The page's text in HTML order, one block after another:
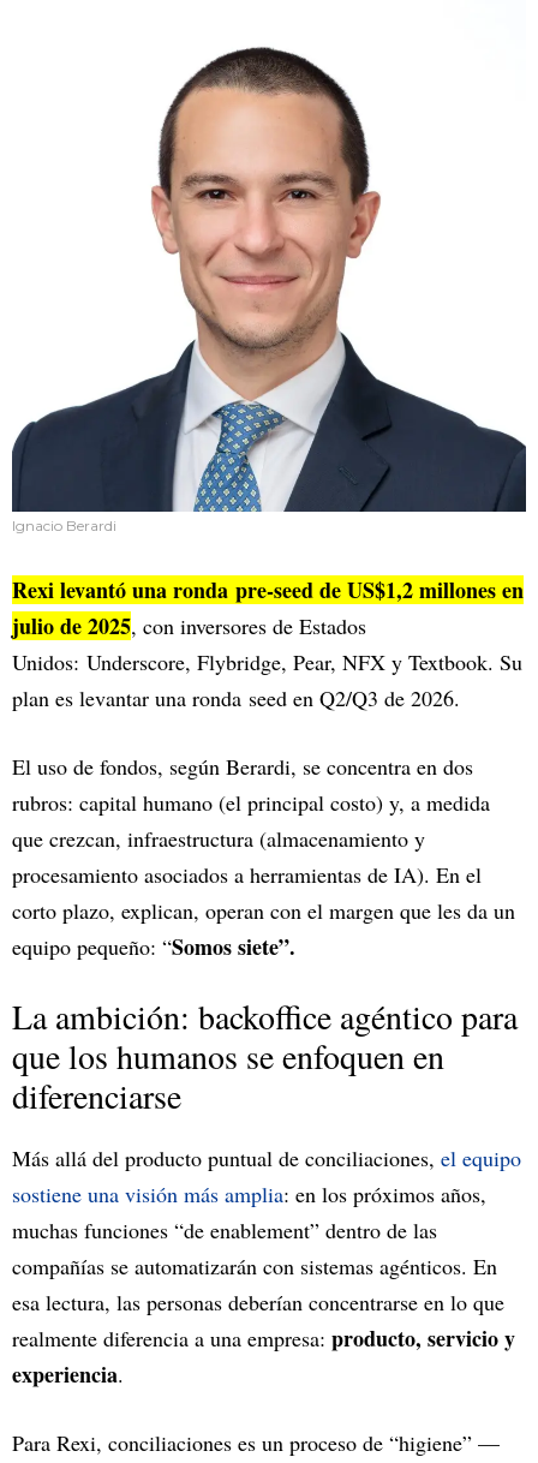
Ignacio Berardi
Rexi levantó una ronda pre-seed de US$1,2 millones en
julio de 2025, con inversores de Estados
Unidos: Underscore, Flybridge, Pear, NFX y Textbook. Su
plan es levantar una ronda seed en Q2/Q3 de 2026.
El uso de fondos, según Berardi, se concentra en dos
rubros: capital humano (el principal costo) y, a medida
que crezcan, infraestructura (almacenamiento y
procesamiento asociados a herramientas de IA). En el
corto plazo, explican, operan con el margen que les da un
equipo pequeño: “Somos siete”.
La ambición: backoffice agéntico para
que los humanos se enfoquen en
diferenciarse
Más allá del producto puntual de conciliaciones, el equipo
sostiene una visión más amplia: en los próximos años,
muchas funciones “de enablement” dentro de las
compañías se automatizarán con sistemas agénticos. En
esa lectura, las personas deberían concentrarse en lo que
realmente diferencia a una empresa: producto, servicio y
experiencia.
Para Rexi, conciliaciones es un proceso de “higiene” —